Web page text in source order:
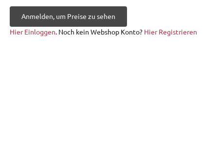
Anmelden, um Preise zu sehen
Hier Einloggen. Noch kein Webshop Konto? Hier Registrieren